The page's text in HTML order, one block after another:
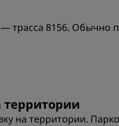
8156. Обычно
территории
на территории.